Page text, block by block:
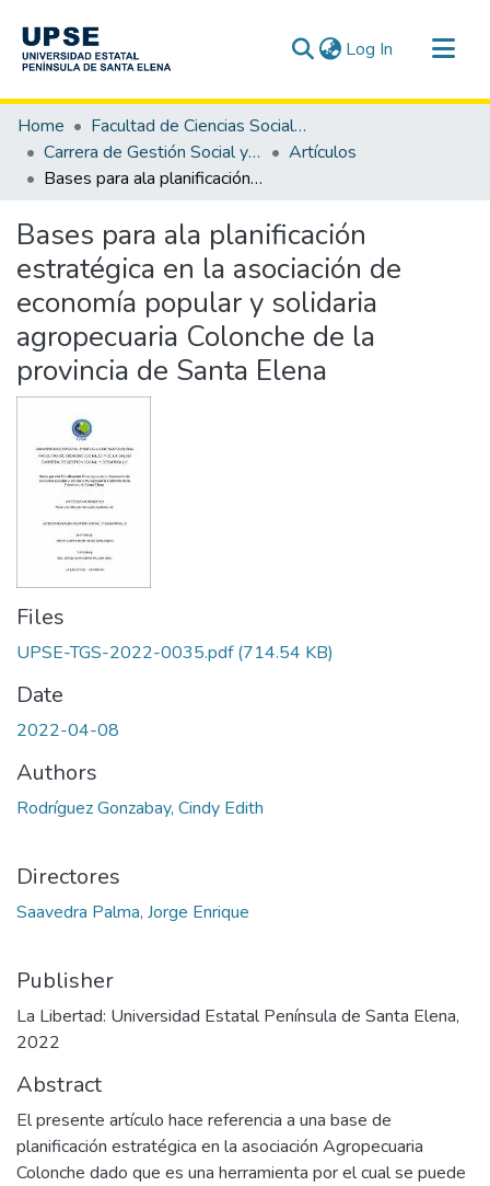
Log In (current)
Communities & Collections
All of DSpace
Statistics
Home
Facultad de Ciencias Sociales y de la Salud
Carrera de Gestión Social y Desarrollo
Artículos
Bases para ala planificación estratégica en la asociación de economía popular y solidaria agropecuaria Colonche de la provincia de Santa Elena
Bases para ala planificación
estratégica en la asociación de
economía popular y solidaria
agropecuaria Colonche de la
provincia de Santa Elena
Files
UPSE-TGS-2022-0035.pdf(714.54 KB)
Date
2022-04-08
Authors
Rodríguez Gonzabay, Cindy Edith
Directores
Saavedra Palma, Jorge Enrique
Publisher
La Libertad: Universidad Estatal Península de Santa Elena,
2022
Abstract
El presente artículo hace referencia a una base de
planificación estratégica en la asociación Agropecuaria
Colonche dado que es una herramienta por el cual se puede